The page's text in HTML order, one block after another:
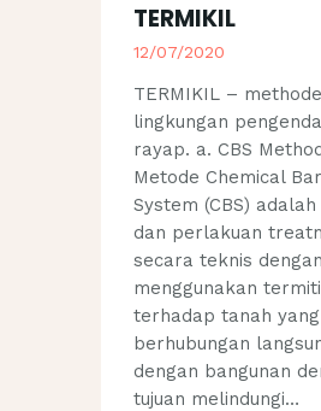
TERMIKIL
12/07/2020
TERMIKIL –
lingkungan
rayap. a. CBS
Metode Chemical
System (CBS)
dan perlakuan
secara teknis dengan
menggunakan
terhadap tanah yang
berhubungan
dengan bangunan
tujuan melindungi…